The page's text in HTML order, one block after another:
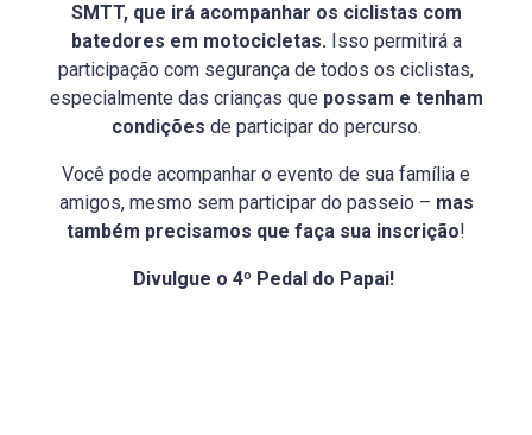
SMTT, que irá acompanhar os ciclistas com
batedores em motocicletas.Isso permitirá a
participação com segurança de todos os ciclistas,
especialmente das crianças que possam e tenham
condições de participar do percurso.
Você pode acompanhar o evento de sua família e
amigos, mesmo sem participar do passeio – mas
também precisamos que faça sua inscrição!
Divulgue o 4º Pedal do Papai!